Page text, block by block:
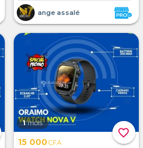
ange assalé
favorite_border
1 mois
15 000CFA